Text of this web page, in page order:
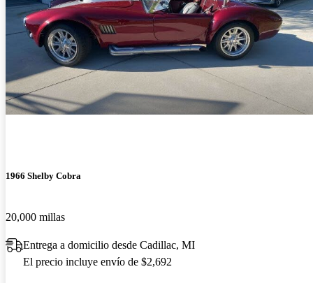
1966 Shelby Cobra
20,000 millas
Entrega a domicilio desde Cadillac, MI
El precio incluye envío de $2,692